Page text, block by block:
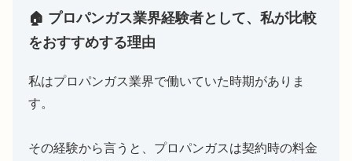
🏠 プロパンガス業界経験者として、私が比較
をおすすめする理由
私はプロパンガス業界で働いていた時期がありま
す。
その経験から言うと、プロパンガスは契約時の料金